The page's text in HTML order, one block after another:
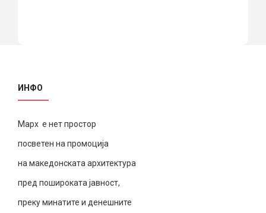
ИНФО
Марх е нет простор
посветен на промоција
на македонската архитектура
пред пошироката јавност,
преку минатите и денешните